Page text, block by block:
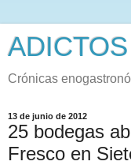
Crónicas
13 de junio de 2012
25 bodegas
Fresco en